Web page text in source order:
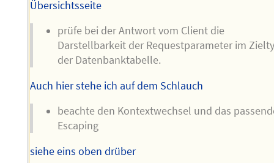
Übersichtsseite
prüfe bei der Antwort vom Client die
Darstellbarkeit der Requestparameter im
der Datenbanktabelle.
Auch hier stehe ich auf dem Schlauch
beachte den Kontextwechsel und das
Escaping
siehe eins oben drüber